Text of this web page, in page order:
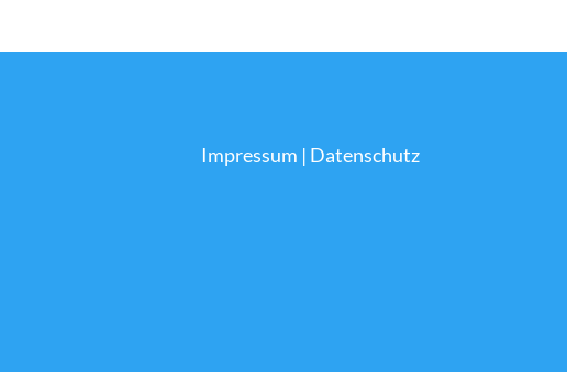
Impressum | Datenschutz